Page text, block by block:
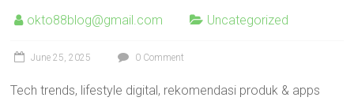
okto88blog@gmail.com Uncategorized
June 25, 2025 0 Comment
Tech trends, lifestyle digital, rekomendasi produk & apps